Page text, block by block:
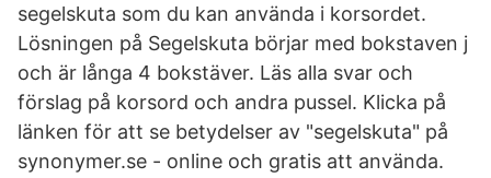
segelskuta som du kan använda i korsordet.
Lösningen på Segelskuta börjar med bokstaven j
och är långa 4 bokstäver. Läs alla svar och
förslag på korsord och andra pussel. Klicka på
länken för att se betydelser av "segelskuta" på
synonymer.se - online och gratis att använda.